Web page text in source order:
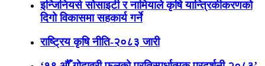
इन्जिनियर्स सोसाइटी र नामियाले कृषि यान्त्रिकीकरणको
दिगो विकासमा सहकार्य गर्ने
राष्ट्रिय कृषि नीति-२०८३ जारी